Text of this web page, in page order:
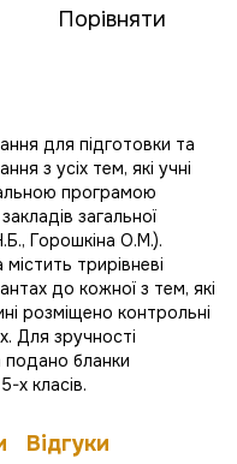
Порівняти
для підготовки та
з усіх тем, які учні
програмою
загальної
Горошкіна О.М.).
трирівневі
до кожної з тем, які
розміщено контрольні
Для зручності
подано бланки
х класів.
Відгуки